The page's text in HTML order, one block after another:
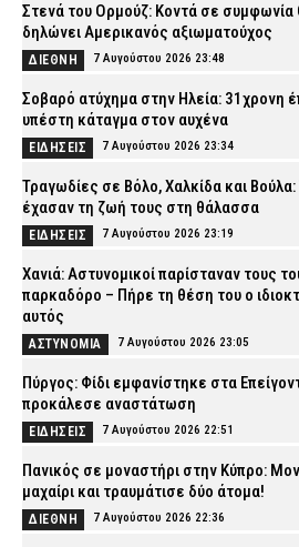
Στενά του Ορμούζ: Κοντά σε συμφωνία
δηλώνει Αμερικανός αξιωματούχος
ΔΙΕΘΝΗ 7 Αυγούστου 2026 23:48
Σοβαρό ατύχημα στην Ηλεία: 31χρονη
υπέστη κάταγμα στον αυχένα
ΕΙΔΗΣΕΙΣ 7 Αυγούστου 2026 23:34
Τραγωδίες σε Βόλο, Χαλκίδα και Βούλα:
έχασαν τη ζωή τους στη θάλασσα
ΕΙΔΗΣΕΙΣ 7 Αυγούστου 2026 23:19
Χανιά: Αστυνομικοί παρίσταναν τους
παρκαδόρο – Πήρε τη θέση του ο
αυτός
ΑΣΤΥΝΟΜΙΑ 7 Αυγούστου 2026 23:05
Πύργος: Φίδι εμφανίστηκε στα
προκάλεσε αναστάτωση
ΕΙΔΗΣΕΙΣ 7 Αυγούστου 2026 22:51
Πανικός σε μοναστήρι στην Κύπρο:
μαχαίρι και τραυμάτισε δύο άτομα!
ΔΙΕΘΝΗ 7 Αυγούστου 2026 22:36